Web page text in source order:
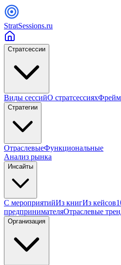
StratSessions.ru
Стратсессии
Виды сессийО стратсессиях
Стратегии
ОтраслевыеФункциональные
Анализ рынка
Инсайты
С мероприятийИз книгИз кейсов
предпринимателяОтраслевые
Организация